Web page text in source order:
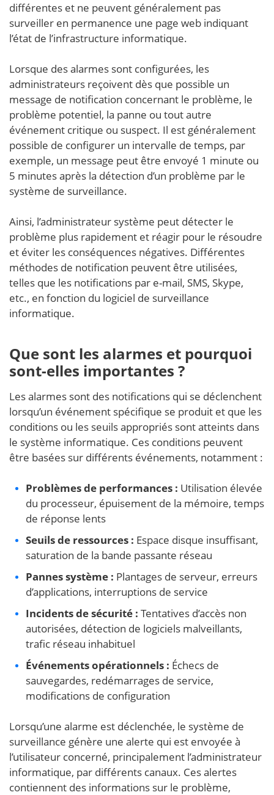
différentes et ne peuvent généralement pas
surveiller en permanence une page web indiquant
l’état de l’infrastructure informatique.
Lorsque des alarmes sont configurées, les
administrateurs reçoivent dès que possible un
message de notification concernant le problème, le
problème potentiel, la panne ou tout autre
événement critique ou suspect. Il est généralement
possible de configurer un intervalle de temps, par
exemple, un message peut être envoyé 1 minute ou
5 minutes après la détection d’un problème par le
système de surveillance.
Ainsi, l’administrateur système peut détecter le
problème plus rapidement et réagir pour le résoudre
et éviter les conséquences négatives. Différentes
méthodes de notification peuvent être utilisées,
telles que les notifications par e-mail, SMS, Skype,
etc., en fonction du logiciel de surveillance
informatique.
Que sont les alarmes et pourquoi
sont-elles importantes ?
Les alarmes sont des notifications qui se déclenchent
lorsqu’un événement spécifique se produit et que les
conditions ou les seuils appropriés sont atteints dans
le système informatique. Ces conditions peuvent
être basées sur différents événements, notamment :
Problèmes de performances : Utilisation élevée
du processeur, épuisement de la mémoire, temps
de réponse lents
Seuils de ressources : Espace disque insuffisant,
saturation de la bande passante réseau
Pannes système : Plantages de serveur, erreurs
d’applications, interruptions de service
Incidents de sécurité : Tentatives d’accès non
autorisées, détection de logiciels malveillants,
trafic réseau inhabituel
Événements opérationnels : Échecs de
sauvegardes, redémarrages de service,
modifications de configuration
Lorsqu’une alarme est déclenchée, le système de
surveillance génère une alerte qui est envoyée à
l’utilisateur concerné, principalement l’administrateur
informatique, par différents canaux. Ces alertes
contiennent des informations sur le problème,